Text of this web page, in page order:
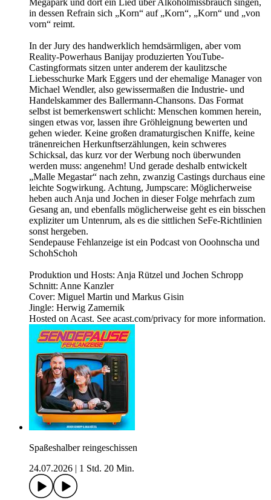
Megapark und dort ein Lied über Alkoholmissbrauch singen,
in dessen Refrain sich „Korn“ auf „Korn“, „Korn“ und „von
vorn“ reimt.
In der Jury des handwerklich hemdsärmligen, aber vom
Reality-Powerhaus Banijay produzierten YouTube-
Castingformats sitzen unter anderem der kaulitzsche
Liebesschurke Mark Eggers und der ehemalige Manager von
Michael Wendler, also gewissermaßen die Industrie- und
Handelskammer des Ballermann-Chansons. Das Format
selbst ist bemerkenswert schlicht: Menschen kommen herein,
singen etwas vor, lassen ihre Gröhleignung bewerten und
gehen wieder. Keine großen dramaturgischen Kniffe, keine
tränenreichen Herkunftserzählungen, kein schweres
Schicksal, das kurz vor der Werbung noch überwunden
werden muss: angenehm! Und gerade deshalb entwickelt
„Malle Megastar“ nach zehn, zwanzig Castings durchaus eine
leichte Sogwirkung. Achtung, Jumpscare: Möglicherweise
heben auch Anja und Jochen in dieser Folge mehrfach zum
Gesang an, und ebenfalls möglicherweise geht es ein bisschen
expliziter um Untenrum, als es die sittlichen SeFe-Richtlinien
sonst hergeben.
Sendepause Fehlanzeige ist ein Podcast von Ooohnscha und
SchohSchoh
Produktion und Hosts: Anja Rützel und Jochen Schropp
Schnitt: Anne Kanzler
Cover: Miguel Martin und Markus Gisin
Jingle: Herwig Zamernik
Hosted on Acast. See acast.com/privacy for more information.
Spaßeshalber reingeschissen
24.07.2026
1 Std. 20 Min.